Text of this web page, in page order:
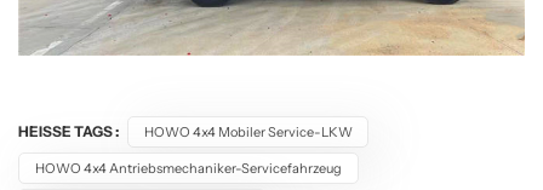
HEISSE TAGS : HOWO 4x4 Mobiler Service-LKW
HOWO 4x4 Antriebsmechaniker-Servicefahrzeug